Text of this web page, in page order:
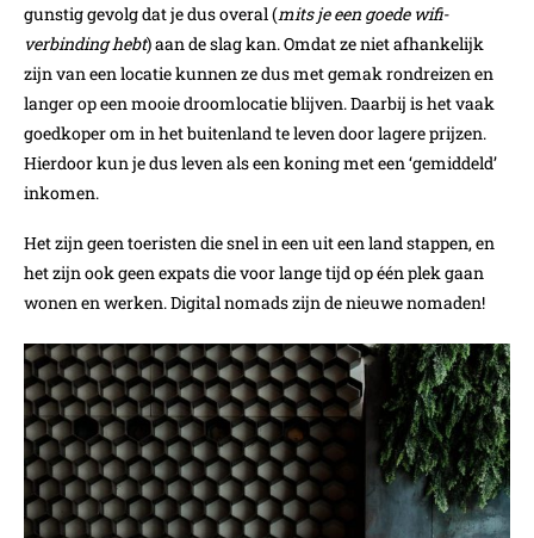
gunstig gevolg dat je dus overal (mits je een goede wifi-
verbinding hebt) aan de slag kan. Omdat ze niet afhankelijk
zijn van een locatie kunnen ze dus met gemak rondreizen en
langer op een mooie droomlocatie blijven. Daarbij is het vaak
goedkoper om in het buitenland te leven door lagere prijzen.
Hierdoor kun je dus leven als een koning met een ‘gemiddeld’
inkomen.
Het zijn geen toeristen die snel in een uit een land stappen, en
het zijn ook geen expats die voor lange tijd op één plek gaan
wonen en werken. Digital nomads zijn de nieuwe nomaden!